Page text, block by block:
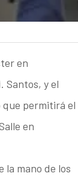
en
Santos, y el
que permitirá el
en
mano de los